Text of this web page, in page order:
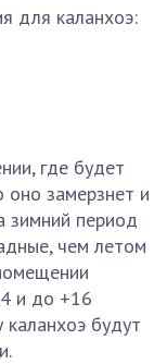
для каланхоэ:
где будет
оно замерзнет и
зимний период
чем летом
и до +16
каланхоэ будут